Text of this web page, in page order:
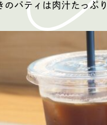
のパティは肉汁たっぷ